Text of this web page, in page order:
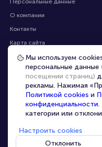
Персональные данные
О компании
Контакты
Карта сайта
Управление cookies
© 2020 - 2026
Мы используем
персональные данные
посещении страниц)
рекламы. Нажимая
Политикой cookies и
конфиденциальности.
категории или
Настроить cookies
Отклонить